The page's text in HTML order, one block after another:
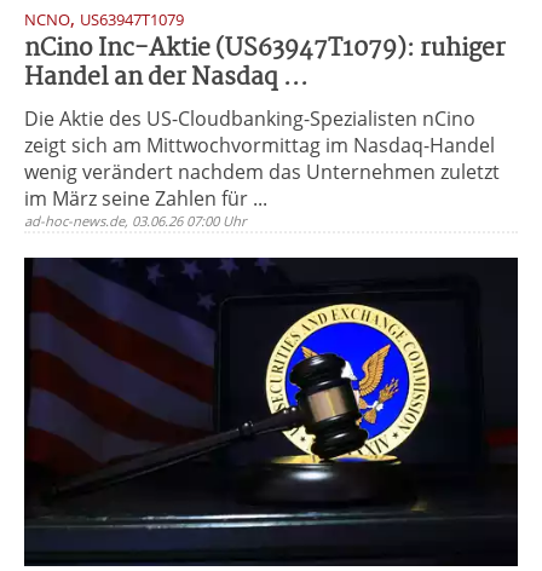
NCNO, US63947T1079
nCino Inc-Aktie (US63947T1079): ruhiger
Handel an der Nasdaq ...
Die Aktie des US-Cloudbanking-Spezialisten nCino
zeigt sich am Mittwochvormittag im Nasdaq-Handel
wenig verändert nachdem das Unternehmen zuletzt
im März seine Zahlen für ...
ad-hoc-news.de, 03.06.26 07:00 Uhr